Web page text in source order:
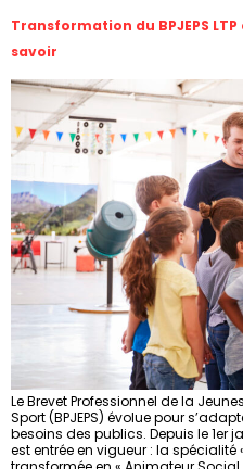
Transformation du BPJEPS LTP
savoir
Le Brevet Professionnel de la
Sport (BPJEPS) évolue pour
besoins des publics. Depuis le 1er
est entrée en vigueur : la spécialité